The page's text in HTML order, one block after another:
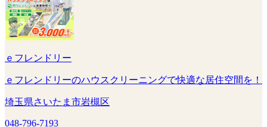
ｅフレンドリー
ｅフレンドリーのハウスクリーニングで快適な居住空間を！
埼玉県さいたま市岩槻区
048-796-7193